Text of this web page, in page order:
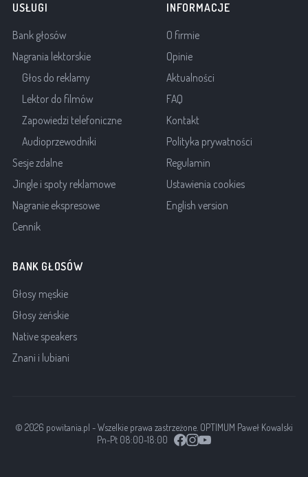
USŁUGI
Bank głosów
Nagrania lektorskie
Głos do reklamy
Lektor do filmów
Zapowiedzi telefoniczne
Audioprzewodniki
Sesje zdalne
Jingle i spoty reklamowe
Nagranie ekspresowe
Cennik
INFORMACJE
O firmie
Opinie
Aktualności
FAQ
Kontakt
Polityka prywatności
Regulamin
Ustawienia cookies
English version
BANK GŁOSÓW
Głosy męskie
Głosy żeńskie
Native speakers
Znani i lubiani
© 2026 powitania.pl - Wszelkie prawa zastrzeżone. OPTIMUM Paweł Kowalski
Pn-Pt 08:00-18:00